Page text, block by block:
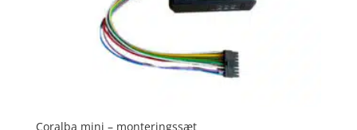
Coralba mini – monteringssæt